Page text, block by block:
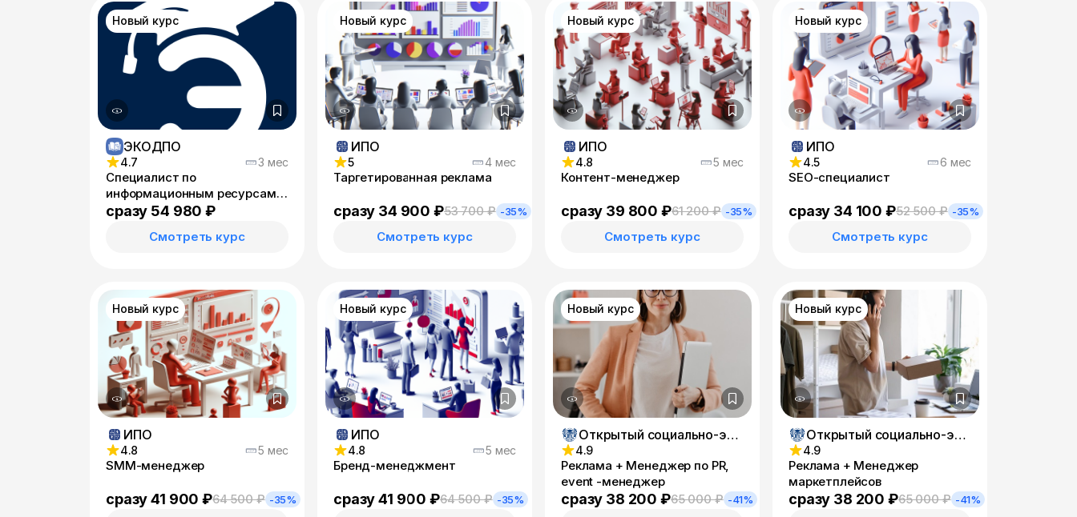
Новый курс
ЭКОДПО
4.7 3 мес
Специалист по
информационным ресурсам -
переподготовка
сразу 54 980 ₽
Смотреть курс
Новый курс
ИПО
5 4 мес
Таргетированная реклама
сразу 34 900 ₽53 700 ₽ -35%
Смотреть курс
Новый курс
ИПО
4.8 5 мес
Контент-менеджер
сразу 39 800 ₽61 200 ₽ -35%
Смотреть курс
Новый курс
ИПО
4.5 6 мес
SEO-специалист
сразу 34 100 ₽52 500 ₽ -35%
Смотреть курс
Новый курс
ИПО
4.8 5 мес
SMM-менеджер
сразу 41 900 ₽64 500 ₽ -35%
Новый курс
ИПО
4.8 5 мес
Бренд-менеджмент
сразу 41 900 ₽64 500 ₽ -35%
Новый курс
Открытый социально-экономический колледж
4.9
Реклама + Менеджер по PR,
event -менеджер
сразу 38 200 ₽65 000 ₽ -41%
Новый курс
Открытый социально-экономический колледж
4.9
Реклама + Менеджер
маркетплейсов
сразу 38 200 ₽65 000 ₽ -41%